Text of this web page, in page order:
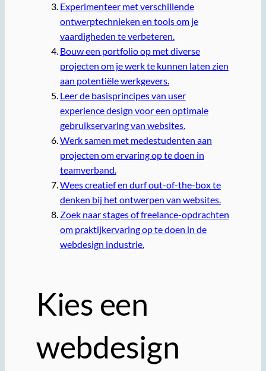
Experimenteer met verschillende
ontwerptechnieken en tools om je
vaardigheden te verbeteren.
Bouw een portfolio op met diverse
projecten om je werk te kunnen laten zien
aan potentiële werkgevers.
Leer de basisprincipes van user
experience design voor een optimale
gebruikservaring van websites.
Werk samen met medestudenten aan
projecten om ervaring op te doen in
teamverband.
Wees creatief en durf out-of-the-box te
denken bij het ontwerpen van websites.
Zoek naar stages of freelance-opdrachten
om praktijkervaring op te doen in de
webdesign industrie.
Kies een
webdesign